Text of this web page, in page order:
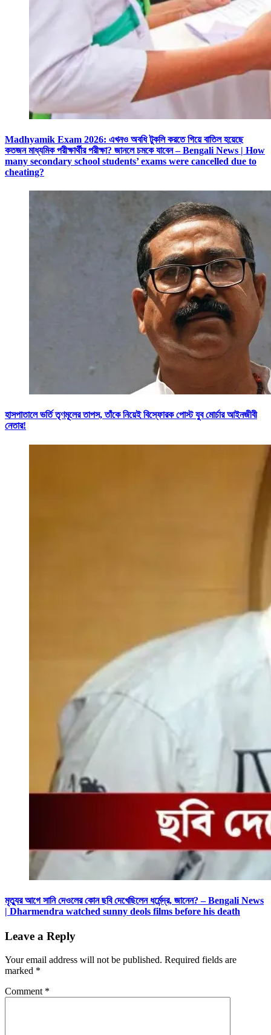
Madhyamik Exam 2026: এখনও অবধি টুকলি করতে গিয়ে বাতিল হয়েছে
কতজন মাধ্যমিক পরীক্ষার্থীর পরীক্ষা? জানলে চমকে যাবেন – Bengali News | How
many secondary school students’ exams were cancelled due to
cheating?
হাসপাতালে ভর্তি তৃণমূলের তাপস, তাঁকে নিয়েই বিস্ফোরক পোস্ট যুব মোর্চার আইনজীবী
নেতার!
মৃত্যুর আগে সানি দেওলের কোন ছবি দেখেছিলেন ধর্মেন্দ্র, জানেন? – Bengali News
| Dharmendra watched sunny deols films before his death
Leave a Reply
Your email address will not be published. Required fields are
marked *
Comment *